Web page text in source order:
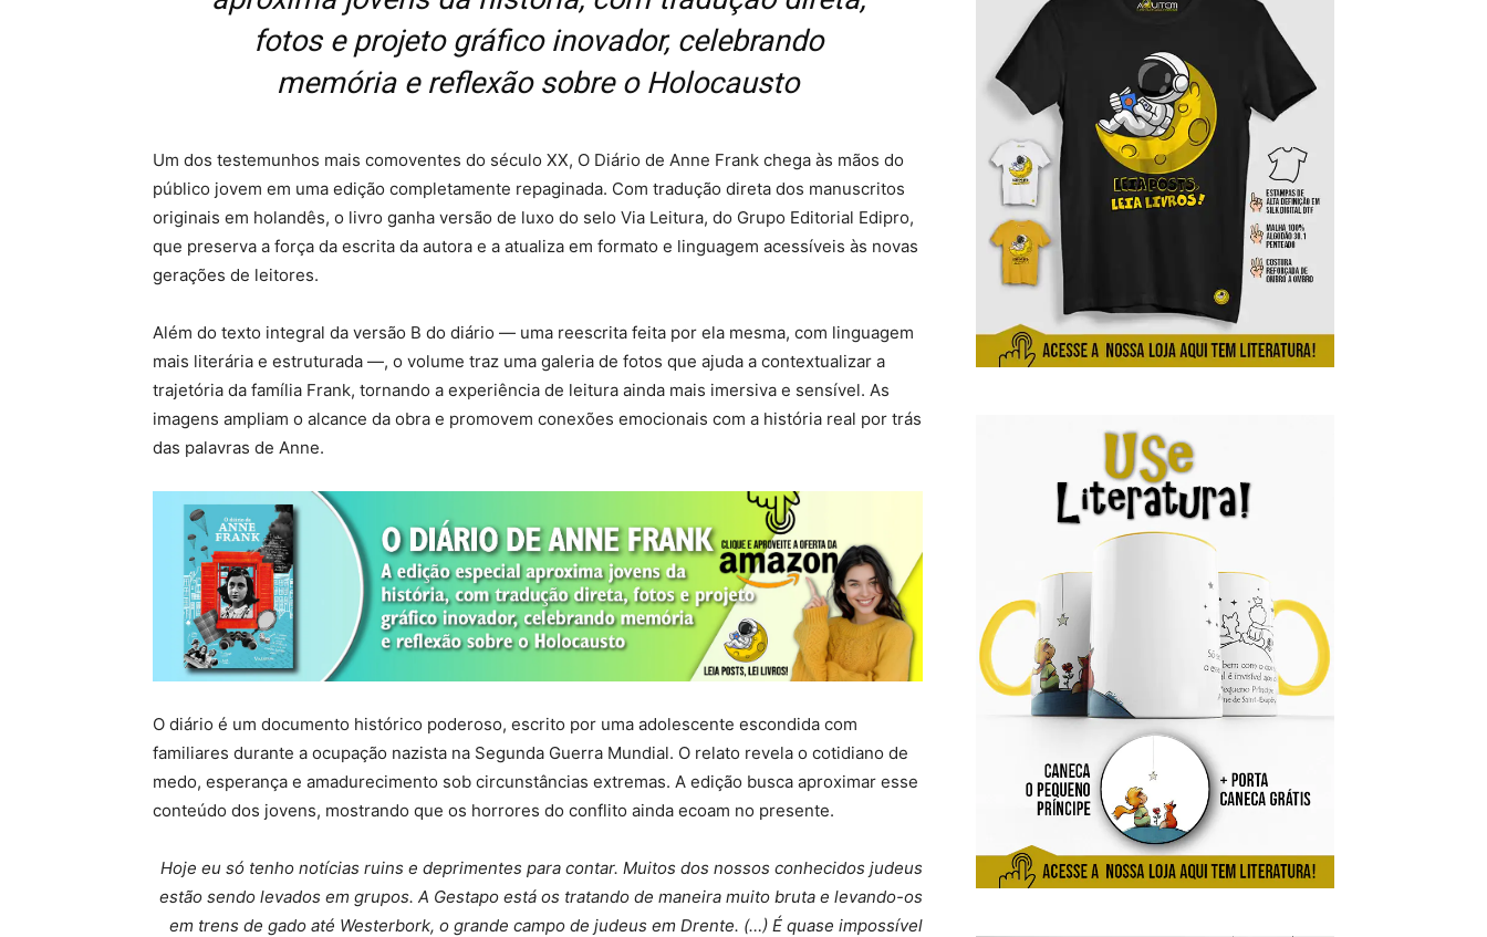
fotos e projeto gráfico inovador, celebrando
memória e reflexão sobre o Holocausto
Um dos testemunhos mais comoventes do século XX, O Diário de Anne Frank chega às mãos do
público jovem em uma edição completamente repaginada. Com tradução direta dos manuscritos
originais em holandês, o livro ganha versão de luxo do selo Via Leitura, do Grupo Editorial Edipro,
que preserva a força da escrita da autora e a atualiza em formato e linguagem acessíveis às novas
gerações de leitores.
Além do texto integral da versão B do diário — uma reescrita feita por ela mesma, com linguagem
mais literária e estruturada —, o volume traz uma galeria de fotos que ajuda a contextualizar a
trajetória da família Frank, tornando a experiência de leitura ainda mais imersiva e sensível. As
imagens ampliam o alcance da obra e promovem conexões emocionais com a história real por trás
das palavras de Anne.
O diário é um documento histórico poderoso, escrito por uma adolescente escondida com
familiares durante a ocupação nazista na Segunda Guerra Mundial. O relato revela o cotidiano de
medo, esperança e amadurecimento sob circunstâncias extremas. A edição busca aproximar esse
conteúdo dos jovens, mostrando que os horrores do conflito ainda ecoam no presente.
Hoje eu só tenho notícias ruins e deprimentes para contar. Muitos dos nossos conhecidos judeus
estão sendo levados em grupos. A Gestapo está os tratando de maneira muito bruta e levando-os
em trens de gado até Westerbork, o grande campo de judeus em Drente. (…) É quase impossível